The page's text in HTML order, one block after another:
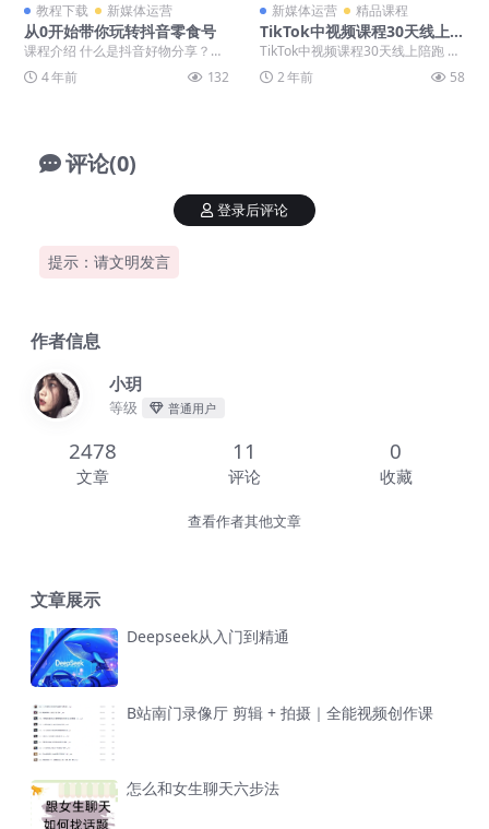
教程下载 新媒体运营
从0开始带你玩转抖音零食号
课程介绍 什么是抖音好物分享？简
单来说就是通过抖音短视频分享产
品。网友看到视频，...
4 年前 132
新媒体运营 精品课程
TikTok中视频课程30天线上陪
跑
TikTok中视频课程30天线上陪跑 ├
──TikTok爆款案例分析 .mp4 ...
2 年前 58
评论(0)
提示：请文明发言
登录后评论
作者信息
小玥
等级 普通用户
2478
文章
11
评论
0
收藏
查看作者其他文章
文章展示
Deepseek从入门到精通
B站南门录像厅 剪辑 + 拍摄｜全能视频创作课
怎么和女生聊天六步法